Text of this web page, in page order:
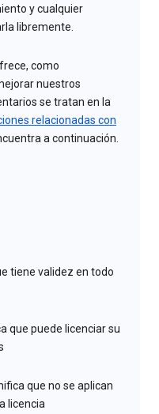
y cualquier
libremente.
como
nuestros
se tratan en la
relacionadas con
a continuación.
tiene validez en todo
que puede licenciar su
que no se aplican
licencia